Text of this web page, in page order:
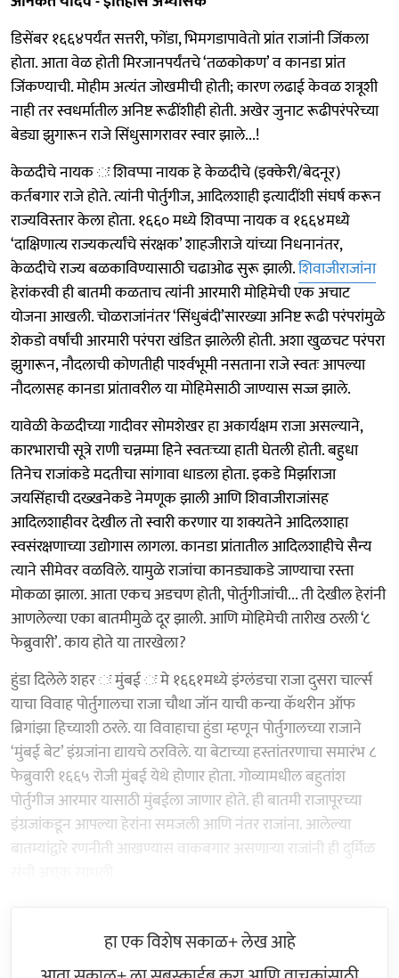
डिसेंबर १६६४पर्यंत सत्तरी, फोंडा, भिमगडापावेतो प्रांत राजांनी जिंकला
होता. आता वेळ होती मिरजानपर्यंतचे ‘तळकोकण’ व कानडा प्रांत
जिंकण्याची. मोहीम अत्यंत जोखमीची होती; कारण लढाई केवळ शत्रूशी
नाही तर स्वधर्मातील अनिष्ट रूढींशीही होती. अखेर जुनाट रूढीपरंपरेच्या
बेड्या झुगारून राजे सिंधुसागरावर स्वार झाले...!
केळदीचे नायक ः शिवप्पा नायक हे केळदीचे (इक्केरी/बेदनूर)
कर्तबगार राजे होते. त्यांनी पोर्तुगीज, आदिलशाही इत्यादींशी संघर्ष करून
राज्यविस्तार केला होता. १६६० मध्ये शिवप्पा नायक व १६६४मध्ये
‘दाक्षिणात्य राज्यकर्त्यांचे संरक्षक’ शाहजीराजे यांच्या निधनानंतर,
केळदीचे राज्य बळकाविण्यासाठी चढाओढ सुरू झाली.शिवाजीराजांना
हेरांकरवी ही बातमी कळताच त्यांनी आरमारी मोहिमेची एक अचाट
योजना आखली. चोळराजांनंतर ‘सिंधुबंदी’सारख्या अनिष्ट रूढी परंपरांमुळे
शेकडो वर्षांची आरमारी परंपरा खंडित झालेली होती. अशा खुळचट परंपरा
झुगारून, नौदलाची कोणतीही पार्श्‍वभूमी नसताना राजे स्वतः आपल्या
नौदलासह कानडा प्रांतावरील या मोहिमेसाठी जाण्यास सज्ज झाले.
यावेळी केळदीच्या गादीवर सोमशेखर हा अकार्यक्षम राजा असल्याने,
कारभाराची सूत्रे राणी चन्नम्मा हिने स्वतःच्या हाती घेतली होती. बहुधा
तिनेच राजांकडे मदतीचा सांगावा धाडला होता. इकडे मिर्झाराजा
जयसिंहाची दख्खनेकडे नेमणूक झाली आणि शिवाजीराजांसह
आदिलशाहीवर देखील तो स्वारी करणार या शक्यतेने आदिलशाहा
स्वसंरक्षणाच्या उद्योगास लागला. कानडा प्रांतातील आदिलशाहीचे सैन्य
त्याने सीमेवर वळविले. यामुळे राजांचा कानड्याकडे जाण्याचा रस्ता
मोकळा झाला. आता एकच अडचण होती, पोर्तुगीजांची... ती देखील हेरांनी
आणलेल्या एका बातमीमुळे दूर झाली. आणि मोहिमेची तारीख ठरली ‘८
फेब्रुवारी’. काय होते या तारखेला?
हुंडा दिलेले शहर ः मुंबई ः मे १६६१मध्ये इंग्लंडचा राजा दुसरा चार्ल्स
याचा विवाह पोर्तुगालचा राजा चौथा जॉन याची कन्या कॅथरीन ऑफ
ब्रिगांझा हिच्याशी ठरले. या विवाहाचा हुंडा म्हणून पोर्तुगालच्या राजाने
‘मुंबई बेट’ इंग्रजांना द्यायचे ठरविले. या बेटाच्या हस्तांतरणाचा समारंभ ८
फेब्रुवारी १६६५ रोजी मुंबई येथे होणार होता. गोव्यामधील बहुतांश
पोर्तुगीज आरमार यासाठी मुंबईला जाणार होते. ही बातमी राजापूरच्या
इंग्रजांकडून आपल्या हेरांना समजली आणि नंतर राजांना. आलेल्या
बातम्यांद्वारे रणनीती आखण्यास वाकबगार असणाऱ्या राजांनी ही दुर्मिळ
हा एक विशेष सकाळ+ लेख आहे